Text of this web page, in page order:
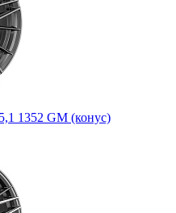
1352 GM (конус)